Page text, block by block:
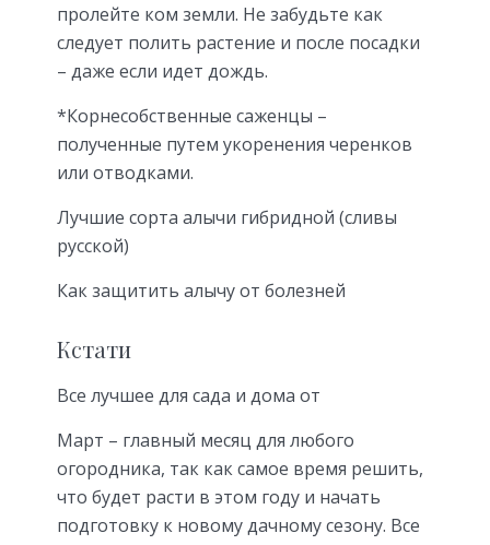
пролейте ком земли. Не забудьте как
следует полить растение и после посадки
– даже если идет дождь.
*Корнесобственные саженцы –
полученные путем укоренения черенков
или отводками.
Лучшие сорта алычи гибридной (сливы
русской)
Как защитить алычу от болезней
Кстати
Все лучшее для сада и дома от
Март – главный месяц для любого
огородника, так как самое время решить,
что будет расти в этом году и начать
подготовку к новому дачному сезону. Все